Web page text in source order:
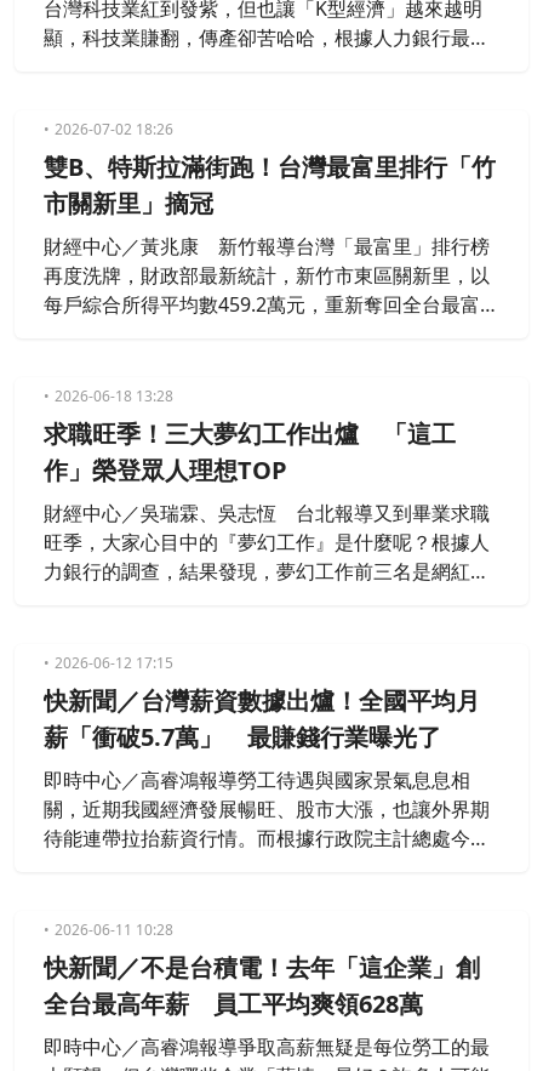
台灣科技業紅到發紫，但也讓「K型經濟」越來越明
顯，科技業賺翻，傳產卻苦哈哈，根據人力銀行最新
算塔羅牌，也有資深室內設計師，因為接不到案子，
兼當客服人員。
2026-07-02 18:26
雙B、特斯拉滿街跑！台灣最富里排行「竹
市關新里」摘冠
財經中心／黃兆康 新竹報導台灣「最富里」排行榜
再度洗牌，財政部最新統計，新竹市東區關新里，以
每戶綜合所得平均數459.2萬元，重新奪回全台最富里
北市松山區中華里，今年則退居第三名。
2026-06-18 13:28
求職旺季！三大夢幻工作出爐 「這工
作」榮登眾人理想TOP
財經中心／吳瑞霖、吳志恆 台北報導又到畢業求職
旺季，大家心目中的『夢幻工作』是什麼呢？根據人
力銀行的調查，結果發現，夢幻工作前三名是網紅自
的跟現實真的差很大。
2026-06-12 17:15
快新聞／台灣薪資數據出爐！全國平均月
薪「衝破5.7萬」 最賺錢行業曝光了
即時中心／高睿鴻報導勞工待遇與國家景氣息息相
關，近期我國經濟發展暢旺、股市大漲，也讓外界期
待能連帶拉抬薪資行情。而根據行政院主計總處今
常性薪資為5萬2063元，年增率3.16％；若加上獎
金、加班費等非經常性薪資8340元，合計後的平均總
薪資達到5萬7486元，年增率3.60％。若改看經常性
薪資的中位數，則
2026-06-11 10:28
快新聞／不是台積電！去年「這企業」創
全台最高年薪 員工平均爽領628萬
即時中心／高睿鴻報導爭取高薪無疑是每位勞工的最